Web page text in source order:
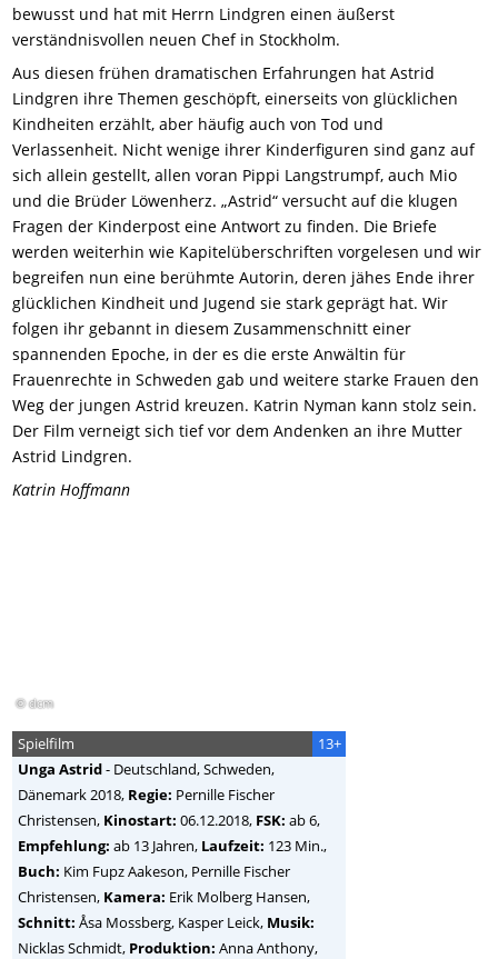
bewusst und hat mit Herrn Lindgren einen äußerst
verständnisvollen neuen Chef in Stockholm.
Aus diesen frühen dramatischen Erfahrungen hat Astrid
Lindgren ihre Themen geschöpft, einerseits von glücklichen
Kindheiten erzählt, aber häufig auch von Tod und
Verlassenheit. Nicht wenige ihrer Kinderfiguren sind ganz auf
sich allein gestellt, allen voran Pippi Langstrumpf, auch Mio
und die Brüder Löwenherz. „Astrid“ versucht auf die klugen
Fragen der Kinderpost eine Antwort zu finden. Die Briefe
werden weiterhin wie Kapitelüberschriften vorgelesen und wir
begreifen nun eine berühmte Autorin, deren jähes Ende ihrer
glücklichen Kindheit und Jugend sie stark geprägt hat. Wir
folgen ihr gebannt in diesem Zusammenschnitt einer
spannenden Epoche, in der es die erste Anwältin für
Frauenrechte in Schweden gab und weitere starke Frauen den
Weg der jungen Astrid kreuzen. Katrin Nyman kann stolz sein.
Der Film verneigt sich tief vor dem Andenken an ihre Mutter
Astrid Lindgren.
Katrin Hoffmann
© dcm
13+
Spielfilm
Unga Astrid- Deutschland, Schweden,
Dänemark2018, Regie: Pernille Fischer
Christensen, Kinostart: 06.12.2018, FSK: ab 6,
Empfehlung: ab 13 Jahren, Laufzeit: 123 Min.,
Buch: Kim Fupz Aakeson, Pernille Fischer
Christensen, Kamera: Erik Molberg Hansen,
Schnitt: Åsa Mossberg, Kasper Leick, Musik:
Nicklas Schmidt, Produktion: Anna Anthony,